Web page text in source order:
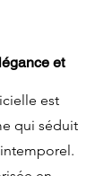
et
est
qui séduit